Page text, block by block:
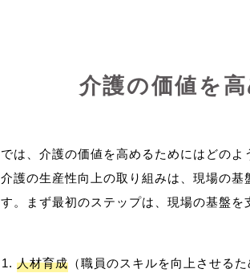
介護の価値を
では、介護の価値を高めるためにはどのよ
介護の生産性向上の取り組みは、現場の
人材育成 （職員のスキルを向上させる